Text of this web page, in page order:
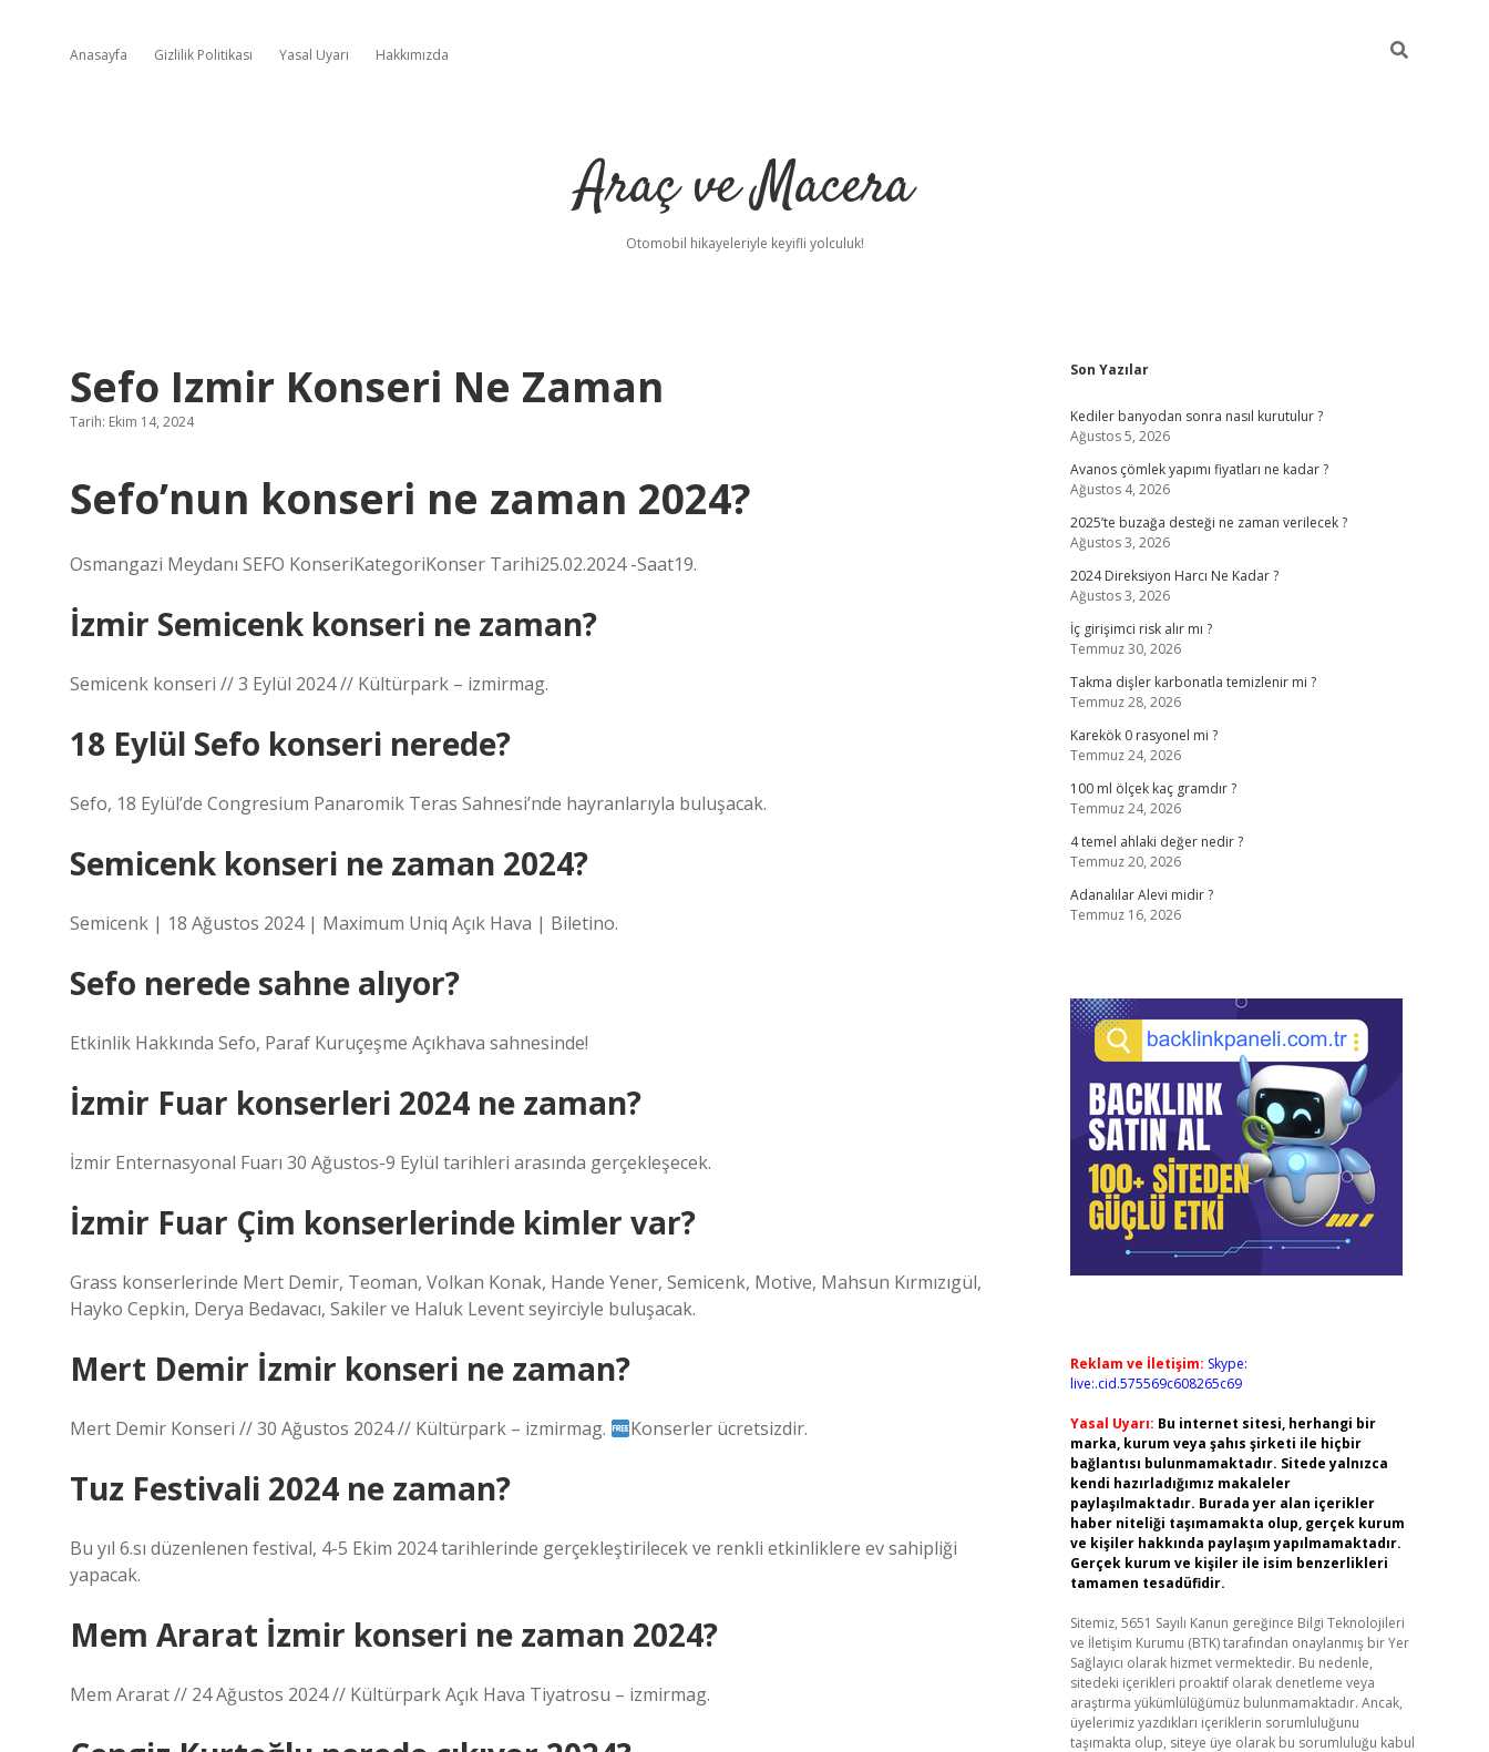
Anasayfa Gizlilik Politikası Yasal Uyarı Hakkımızda
Araç ve Macera
Otomobil hikayeleriyle keyifli yolculuk!
Sefo Izmir Konseri Ne Zaman
Tarih: Ekim 14, 2024
Sefo’nun konseri ne zaman 2024?
Osmangazi Meydanı SEFO KonseriKategoriKonser Tarihi25.02.2024 -Saat19.
İzmir Semicenk konseri ne zaman?
Semicenk konseri // 3 Eylül 2024 // Kültürpark – izmirmag.
18 Eylül Sefo konseri nerede?
Sefo, 18 Eylül’de Congresium Panaromik Teras Sahnesi’nde hayranlarıyla buluşacak.
Semicenk konseri ne zaman 2024?
Semicenk | 18 Ağustos 2024 | Maximum Uniq Açık Hava | Biletino.
Sefo nerede sahne alıyor?
Etkinlik Hakkında Sefo, Paraf Kuruçeşme Açıkhava sahnesinde!
İzmir Fuar konserleri 2024 ne zaman?
İzmir Enternasyonal Fuarı 30 Ağustos-9 Eylül tarihleri ​​arasında gerçekleşecek.
İzmir Fuar Çim konserlerinde kimler var?
Grass konserlerinde Mert Demir, Teoman, Volkan Konak, Hande Yener, Semicenk, Motive, Mahsun Kırmızıgül,
Hayko Cepkin, Derya Bedavacı, Sakiler ve Haluk Levent seyirciyle buluşacak.
Mert Demir İzmir konseri ne zaman?
Mert Demir Konseri // 30 Ağustos 2024 // Kültürpark – izmirmag. Konserler ücretsizdir.
Tuz Festivali 2024 ne zaman?
Bu yıl 6.sı düzenlenen festival, 4-5 Ekim 2024 tarihlerinde gerçekleştirilecek ve renkli etkinliklere ev sahipliği
yapacak.
Mem Ararat İzmir konseri ne zaman 2024?
Mem Ararat // 24 Ağustos 2024 // Kültürpark Açık Hava Tiyatrosu – izmirmag.
Sidebar
Son Yazılar
Kediler banyodan sonra nasıl kurutulur ?
Ağustos 5, 2026
Avanos çömlek yapımı fiyatları ne kadar ?
Ağustos 4, 2026
2025’te buzağa desteği ne zaman verilecek ?
Ağustos 3, 2026
2024 Direksiyon Harcı Ne Kadar ?
Ağustos 3, 2026
İç girişimci risk alır mı ?
Temmuz 30, 2026
Takma dişler karbonatla temizlenir mi ?
Temmuz 28, 2026
Karekök 0 rasyonel mi ?
Temmuz 24, 2026
100 ml ölçek kaç gramdır ?
Temmuz 24, 2026
4 temel ahlaki değer nedir ?
Temmuz 20, 2026
Adanalılar Alevi midir ?
Temmuz 16, 2026
Reklam ve İletişim: Skype:
live:.cid.575569c608265c69
Yasal Uyarı: Bu internet sitesi, herhangi bir
marka, kurum veya şahıs şirketi ile hiçbir
bağlantısı bulunmamaktadır. Sitede yalnızca
kendi hazırladığımız makaleler
paylaşılmaktadır. Burada yer alan içerikler
haber niteliği taşımamakta olup, gerçek kurum
ve kişiler hakkında paylaşım yapılmamaktadır.
Gerçek kurum ve kişiler ile isim benzerlikleri
tamamen tesadüfidir.
Sitemiz, 5651 Sayılı Kanun gereğince Bilgi Teknolojileri
ve İletişim Kurumu (BTK) tarafından onaylanmış bir Yer
Sağlayıcı olarak hizmet vermektedir. Bu nedenle,
sitedeki içerikleri proaktif olarak denetleme veya
araştırma yükümlülüğümüz bulunmamaktadır. Ancak,
üyelerimiz yazdıkları içeriklerin sorumluluğunu
taşımakta olup, siteye üye olarak bu sorumluluğu kabul